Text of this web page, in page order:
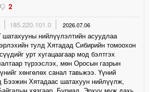
2
185.220.101.0 2026.07.06
нийлүүлэлтийн асуудлаа
тулд Хятадад Сибирийн томоохон
урт хугацаагаар мод бэлтгэх
түрээслэх, мөн Оросын газрын
хөнгөлөх санал тавьжээ. Үүний
Бээжин Хятадаас шатахуун нийлүүлж,